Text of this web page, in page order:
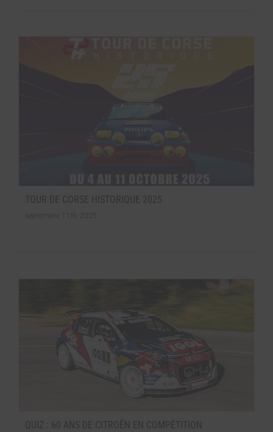
TOUR DE CORSE HISTORIQUE 2025
septembre 11th, 2025
QUIZ : 60 ANS DE CITROËN EN COMPÉTITION